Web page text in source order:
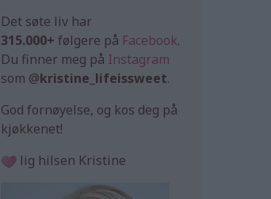
Det søte liv har
315.000+ følgere på Facebook.
Du finner meg på Instagram
som @kristine_lifeissweet.
God fornøyelse, og kos deg på
kjøkkenet!
lig hilsen Kristine